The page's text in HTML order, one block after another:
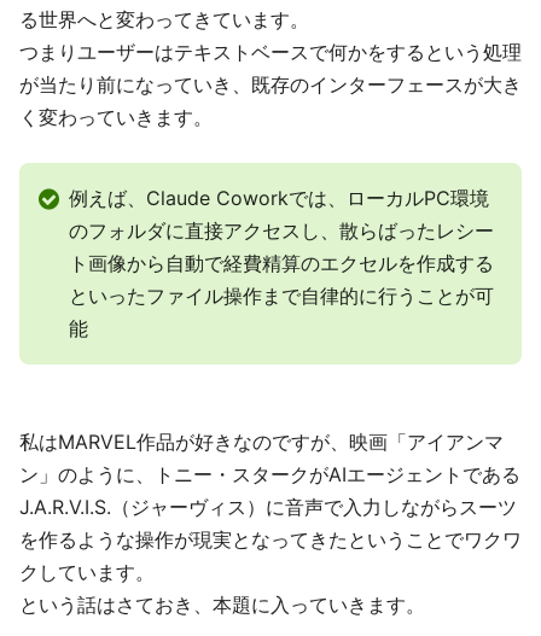
る世界へと変わってきています。
つまりユーザーはテキストベースで何かをするという処理
が当たり前になっていき、既存のインターフェースが大き
く変わっていきます。
例えば、Claude Coworkでは、ローカルPC環境
のフォルダに直接アクセスし、散らばったレシー
ト画像から自動で経費精算のエクセルを作成する
といったファイル操作まで自律的に行うことが可
能
私はMARVEL作品が好きなのですが、映画「アイアンマ
ン」のように、トニー・スタークがAIエージェントである
J.A.R.V.I.S.（ジャーヴィス）に音声で入力しながらスーツ
を作るような操作が現実となってきたということでワクワ
クしています。
という話はさておき、本題に入っていきます。